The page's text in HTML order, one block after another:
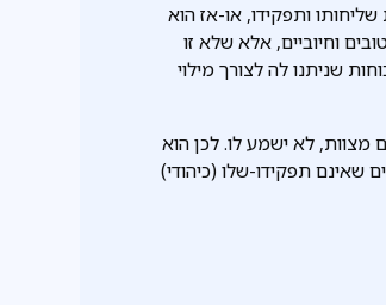
ותפקידו, או-אז הוא
וחיוביים, אלא שלא זו
שניתנו לה לצורך מילוי
מצוות, לא ישמע לו. לכן הוא
שאינם תפקידו-שלו (כיהודי)